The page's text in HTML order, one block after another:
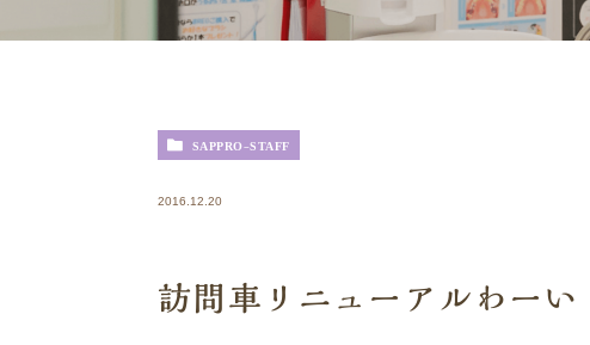
SAPPRO-STAFF
2016.12.20
訪問車リニューアルわーい